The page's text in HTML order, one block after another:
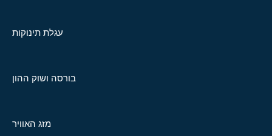
עגלת תינוקות
בורסה ושוק ההון
מזג האוויר